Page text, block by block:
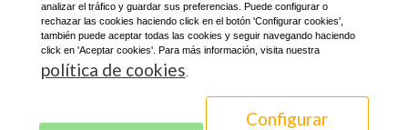
17800 - OLOT (GIRONA)
TELÉFONO: 972268909 / 659922796
MAIL:info@fustespalome.com
Aviso Legal
Política de privacidad
analizar el tráfico y guardar sus preferencias. Puede configurar o
rechazar las cookies haciendo click en el botón 'Configurar cookies',
también puede aceptar todas las cookies y seguir navegando haciendo
click en 'Aceptar cookies'. Para más información, visita nuestra
política de cookies
Configurar